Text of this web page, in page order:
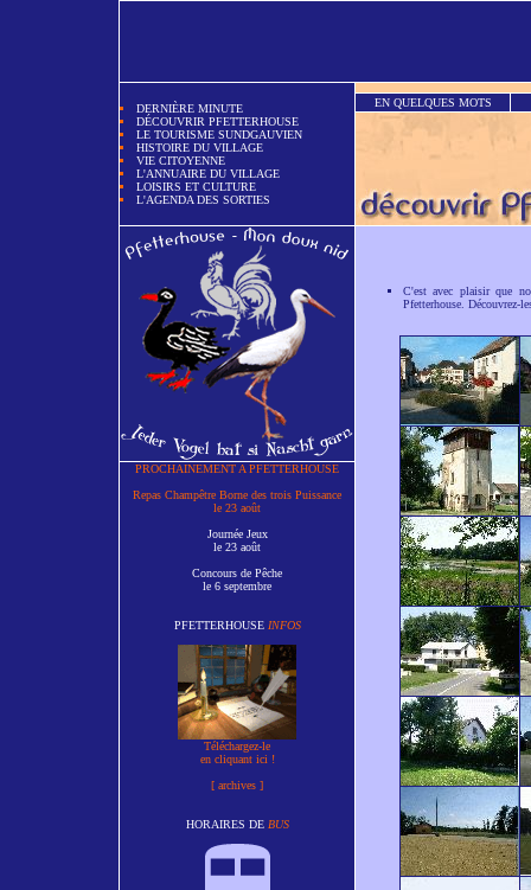
DERNIÈRE MINUTE
DÉCOUVRIR PFETTERHOUSE
LE TOURISME SUNDGAUVIEN
HISTOIRE DU VILLAGE
VIE CITOYENNE
L'ANNUAIRE DU VILLAGE
LOISIRS ET CULTURE
L'AGENDA DES SORTIES
EN QUELQUES MOTS
PROCHAINEMENT A PFETTERHOUSE
Repas Champêtre Borne des trois Puissance
le 23 août
Journée Jeux
le 23 août
Concours de Pêche
le 6 septembre
PFETTERHOUSE INFOS
Téléchargez-le
en cliquant ici !
[ archives ]
HORAIRES DE BUS
C'est avec plaisir que
Pfetterhouse. Découvrez-